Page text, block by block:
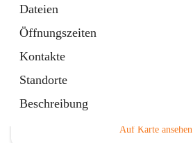
Dateien
Öffnungszeiten
Kontakte
Standorte
Beschreibung
Auf Karte ansehen